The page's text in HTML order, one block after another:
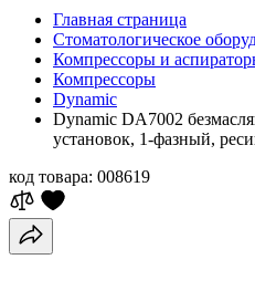
Главная страница
Стоматологическое
Компрессоры и
Компрессоры
Dynamic
Dynamic DA7002
установок, 1-фазный,
код товара: 008619